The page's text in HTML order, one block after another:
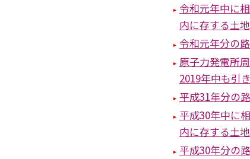
令和元年中に
内に存する土
令和元年分の
原子力発電所
2019年中も引
平成31年分の
平成30年中に
内に存する土
平成30年分の